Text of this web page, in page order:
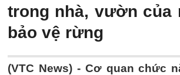
trong nhà, vườn của
bảo vệ rừng
(VTC News) - Cơ quan chức